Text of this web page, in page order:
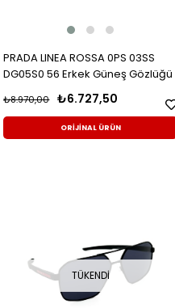
PRADA LINEA ROSSA 0PS 03SS
DG05S0 56 Erkek Güneş Gözlüğü
₺6.727,50
₺8.970,00
ORİJİNAL ÜRÜN
TÜKENDI